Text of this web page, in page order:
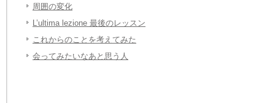
周囲の変化
L’ultima lezione 最後のレッスン
これからのことを考えてみた
会ってみたいなあと思う人